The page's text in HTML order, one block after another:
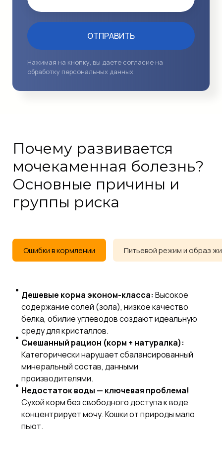
ОТПРАВИТЬ
Нажимая на кнопку, вы даете согласие на
обработку персональных данных
Почему развивается
мочекаменная болезнь?
Основные причины и
группы риска
Ошибки в кормлении Питьевой режим и образ
Дешевые корма эконом-класса: Высокое
содержание солей (зола), низкое качество
белка, обилие углеводов создают идеальную
среду для кристаллов.
Смешанный рацион (корм + натуралка):
Категорически нарушает сбалансированный
минеральный состав, данными
производителями.
Недостаток воды — ключевая проблема!
Сухой корм без свободного доступа к воде
концентрирует мочу. Кошки от природы мало
пьют.